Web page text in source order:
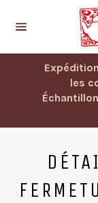
les